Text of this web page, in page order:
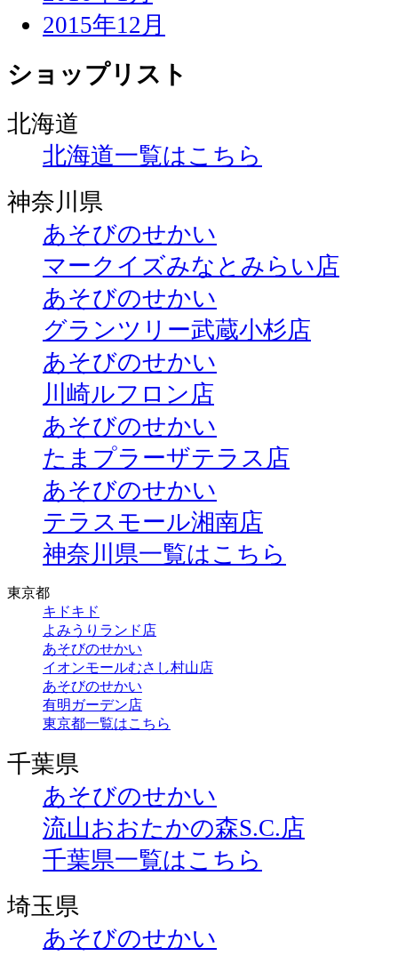
2015年12月
ショップリスト
北海道
北海道一覧はこちら
神奈川県
あそびのせかい
マークイズみなとみらい店
あそびのせかい
グランツリー武蔵小杉店
あそびのせかい
川崎ルフロン店
あそびのせかい
たまプラーザテラス店
あそびのせかい
テラスモール湘南店
神奈川県一覧はこちら
東京都
キドキド
よみうりランド店
あそびのせかい
イオンモールむさし村山店
あそびのせかい
有明ガーデン店
東京都一覧はこちら
千葉県
あそびのせかい
流山おおたかの森S.C.店
千葉県一覧はこちら
埼玉県
あそびのせかい